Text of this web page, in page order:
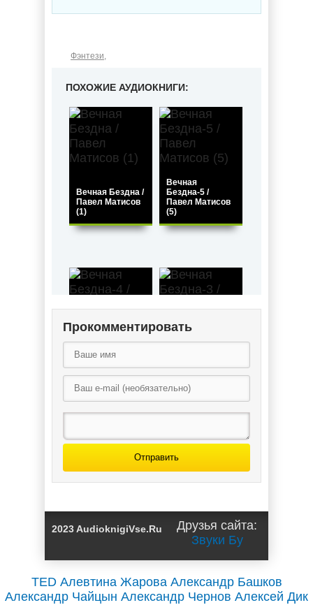
Фэнтези,
ПОХОЖИЕ АУДИОКНИГИ:
Вечная Бездна /
Павел Матисов
(1)
Вечная
Бездна-5 /
Павел Матисов
(5)
Вечная
Бездна-4 /
Вечная
Бездна-2 /
Павел Матисов
(2)
Прокомментировать
Отправить
2023 AudioknigiVse.Ru
Друзья сайта:
Звуки Бу
TED Алевтина Жарова Александр Башков
Александр Чайцын Александр Чернов Алексей Дик